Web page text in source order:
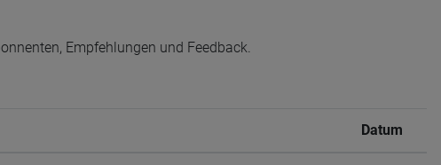
Empfehlungen und Feedback.
Datum